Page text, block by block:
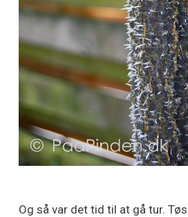
Og så var det tid til at gå tur.